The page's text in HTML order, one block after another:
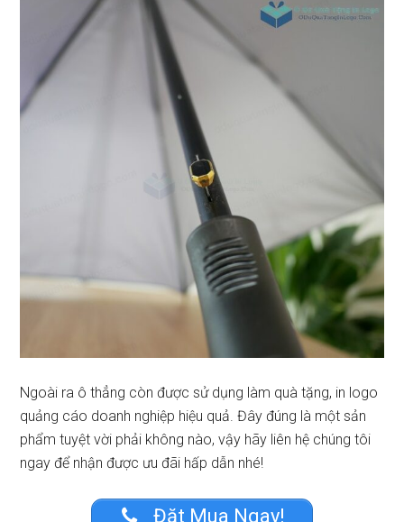
Ngoài ra ô thẳng còn được sử dụng làm quà tặng, in logo
quảng cáo doanh nghiệp hiệu quả. Đây đúng là một sản
phẩm tuyệt vời phải không nào, vậy hãy liên hệ chúng tôi
ngay để nhận được ưu đãi hấp dẫn nhé!
Đặt Mua Ngay!